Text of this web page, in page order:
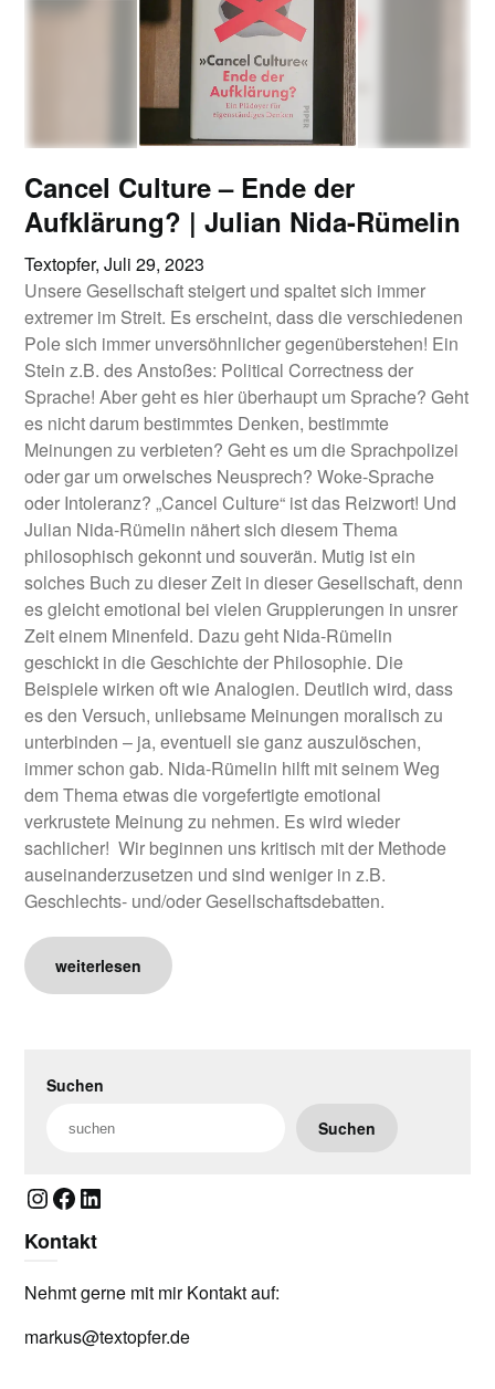
Cancel Culture – Ende der
Aufklärung? | Julian Nida-Rümelin
Textopfer,Juli 29, 2023
Unsere Gesellschaft steigert und spaltet sich immer
extremer im Streit. Es erscheint, dass die verschiedenen
Pole sich immer unversöhnlicher gegenüberstehen! Ein
Stein z.B. des Anstoßes: Political Correctness der
Sprache! Aber geht es hier überhaupt um Sprache? Geht
es nicht darum bestimmtes Denken, bestimmte
Meinungen zu verbieten? Geht es um die Sprachpolizei
oder gar um orwelsches Neusprech? Woke-Sprache
oder Intoleranz? „Cancel Culture“ ist das Reizwort! Und
Julian Nida-Rümelin nähert sich diesem Thema
philosophisch gekonnt und souverän. Mutig ist ein
solches Buch zu dieser Zeit in dieser Gesellschaft, denn
es gleicht emotional bei vielen Gruppierungen in unsrer
Zeit einem Minenfeld. Dazu geht Nida-Rümelin
geschickt in die Geschichte der Philosophie. Die
Beispiele wirken oft wie Analogien. Deutlich wird, dass
es den Versuch, unliebsame Meinungen moralisch zu
unterbinden – ja, eventuell sie ganz auszulöschen,
immer schon gab. Nida-Rümelin hilft mit seinem Weg
dem Thema etwas die vorgefertigte emotional
verkrustete Meinung zu nehmen. Es wird wieder
sachlicher! Wir beginnen uns kritisch mit der Methode
auseinanderzusetzen und sind weniger in z.B.
Geschlechts- und/oder Gesellschaftsdebatten.
weiterlesen
Suchen
Suchen
Instagram
Facebook
LinkedIn
Kontakt
Nehmt gerne mit mir Kontakt auf:
markus@textopfer.de